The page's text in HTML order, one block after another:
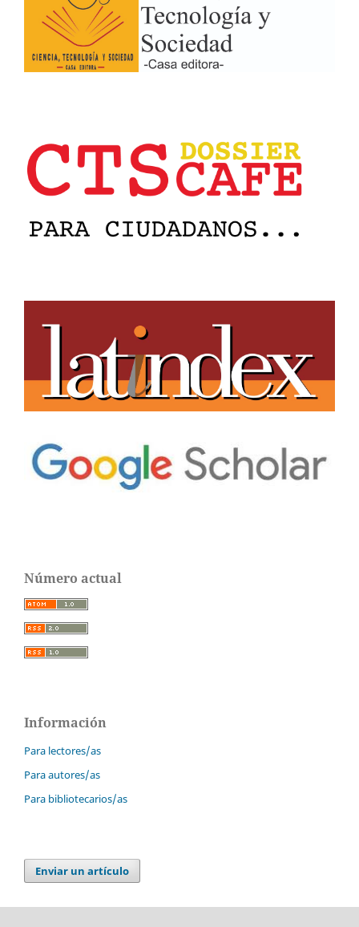
Número actual
Información
Para lectores/as
Para autores/as
Para bibliotecarios/as
Enviar un artículo